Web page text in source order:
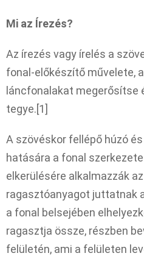
Mi az Írezés?
Az írezés vagy írelés a
fonal-előkészítő művelete,
láncfonalakat megerősítse
tegye.[1]
A szövéskor fellépő húzó
hatására a fonal
elkerülésére alkalmazzák
ragasztóanyagot juttatnak
a fonal belsejében
ragasztja össze, részben
felületén, ami a felületen